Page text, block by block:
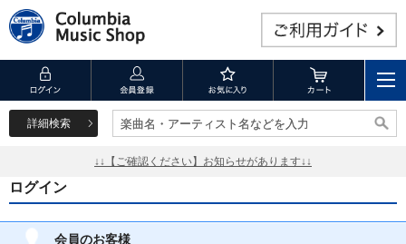
詳細検索 楽曲名・アーティスト名などを入力
楽曲名・アーティスト名などを入力
↓↓【ご確認ください】お知らせがあります↓↓
ログイン
会員のお客様